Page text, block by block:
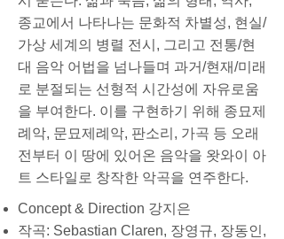
종교에서 나타나는 문화적 차별성, 현실/
가상 세계의 병렬 전시, 그리고 전통/현
대 음악 어법을 넘나들며 과거/현재/미래
로 분절되는 선형적 시간성에 자유로움
을 부여한다. 이를 구현하기 위해 종묘제
례악, 문묘제례악, 판소리, 가곡 등 오래
전부터 이 땅에 있어온 음악을 왓와이 아
트 스타일로 창작한 악곡을 연주한다.
Concept & Direction 강지은
작곡: Sebastian Claren, 장영규, 장동인,